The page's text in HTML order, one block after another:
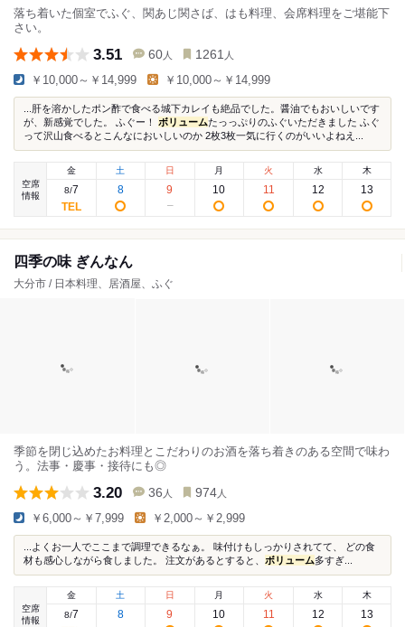
落ち着いた個室でふぐ、関あじ関さば、はも料理、会席料理をご堪能下
さい。
3.51 60 人 1261 人
￥10,000～￥14,999 ￥10,000～￥14,999
...肝を溶かしたポン酢で食べる城下カレイも絶品でした。醤油でもおいしいです
が、新感覚でした。 ふぐー！ ボリュームたっっぷりのふぐいただきました ふぐ
って沢山食べるとこんなにおいしいのか 2枚3枚一気に行くのがいいよねえ...
空席
情報
金
8/7
土
8
日
9
月
10
火
11
水
12
木
13
四季の味 ぎんなん
大分市 / 日本料理、居酒屋、ふぐ
季節を閉じ込めたお料理とこだわりのお酒を落ち着きのある空間で味わ
う。法事・慶事・接待にも◎
3.20 36 人 974 人
￥6,000～￥7,999 ￥2,000～￥2,999
...よくお一人でここまで調理できるなぁ。 味付けもしっかりされてて、 どの食
材も感心しながら食しました。 注文があるとすると、 ボリューム多すぎ...
空席
情報
金
8/7
土
8
日
9
月
10
火
11
水
12
木
13